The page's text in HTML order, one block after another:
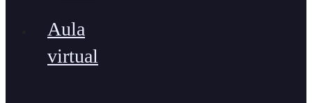
Aula
virtual